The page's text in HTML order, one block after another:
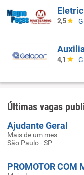
2,5
4,1
Últimas vagas
Ajudante Geral
Mais de um mes
São Paulo - SP
PROMOTOR COM